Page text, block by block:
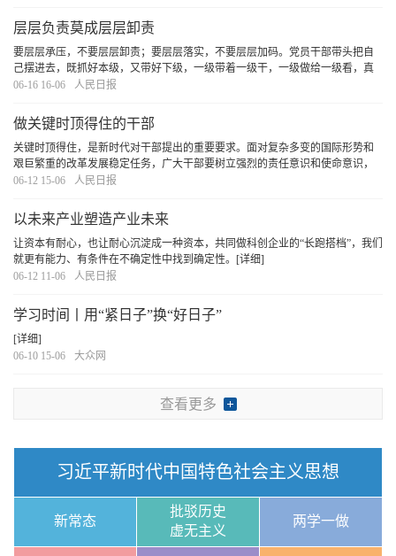
层层负责莫成层层卸责
要层层承压，不要层层卸责；要层层落实，不要层层加码。党员干部带头把自
己摆进去，既抓好本级，又带好下级，一级带着一级干，一级做给一级看，真
正做到以身作则、率先垂范，就能凝聚起干事创业、改革发展的合力。
06-16 16-06 人民日报
做关键时顶得住的干部
关键时顶得住，是新时代对干部提出的重要要求。面对复杂多变的国际形势和
艰巨繁重的改革发展稳定任务，广大干部要树立强烈的责任意识和使命意识，
不但在平时沉下心来兢兢业业干工作，更要在关键时刻挺身而出、有所作为。
06-12 15-06 人民日报
以未来产业塑造产业未来
让资本有耐心，也让耐心沉淀成一种资本，共同做科创企业的“长跑搭档”，我们
就更有能力、有条件在不确定性中找到确定性。 [详细]
06-12 11-06
人民日报
学习时间丨用“紧日子”换“好日子”
[详细]
06-10 15-06
大众网
查看更多
习近平新时代中国特色社会主义思想
新常态
批驳历史
虚无主义
两学一做